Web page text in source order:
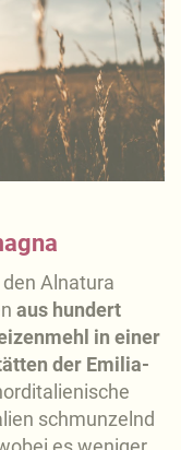
Alnatura
aus hundert
in einer
der Emilia-
schmunzelnd